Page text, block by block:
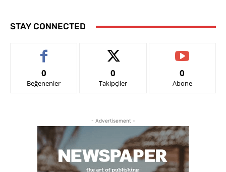
STAY CONNECTED
0
Beğenenler
0
Takipçiler
0
Abone
- Advertisement -